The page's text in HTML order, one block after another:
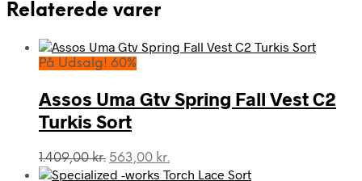
Relaterede varer
På Udsalg! 60%
Assos Uma Gtv Spring Fall Vest C2
Turkis Sort
1.409,00kr. Den
oprindelige
563,00 kr.
aktuelle